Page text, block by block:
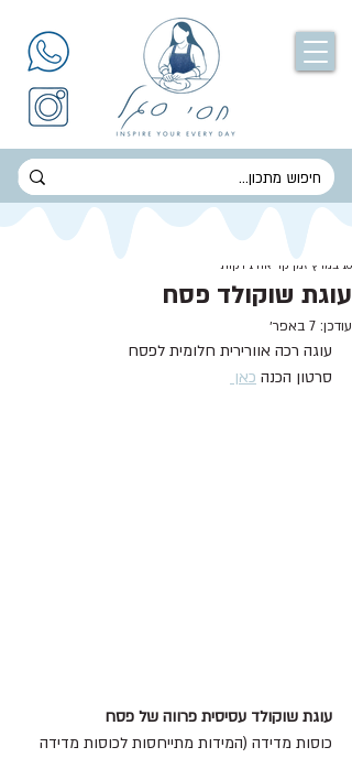
עוגת שוקולד פסח
16 במרץ
זמן קריאה 1 דקות
עודכן: 7 באפר׳
עוגה רכה אוורירית חלומית לפסח
סרטון הכנה כאן
עוגת שוקולד עסיסית פרווה של פסח
כוסות מדידה (המידות מתייחסות לכוסות מדידה